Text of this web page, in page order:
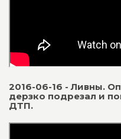
2016-06-16 - Ливны.
дерзко подрезал и
ДТП.